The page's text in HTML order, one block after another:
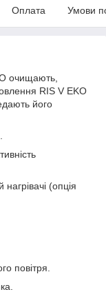
Оплата Умови
очищають,
RIS V EKO
його
(опція
повітря.